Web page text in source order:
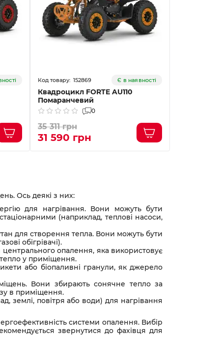
152869 Є в наявності
Квадроцикл FORTE AU110
Помаранчевий
0
35 311 грн
31 590 грн
Ось деякі з них:
для нагрівання. Вони можуть бути
(наприклад, теплові насоси,
для створення тепла. Вони можуть бути
обігрівачі).
опалення, яка використовує
тепло у приміщення.
або біопаливні гранули, як джерело
Вони збирають сонячне тепло за
в приміщення.
землі, повітря або води) для нагрівання
системи опалення. Вибір
звернутися до фахівця для